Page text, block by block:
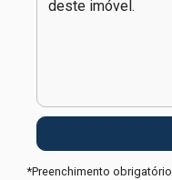
*Preenchimento obrigatório